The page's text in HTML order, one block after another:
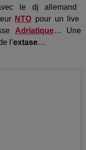
le dj allemand
NTO pour un live
Adriatique… Une
l’extase…